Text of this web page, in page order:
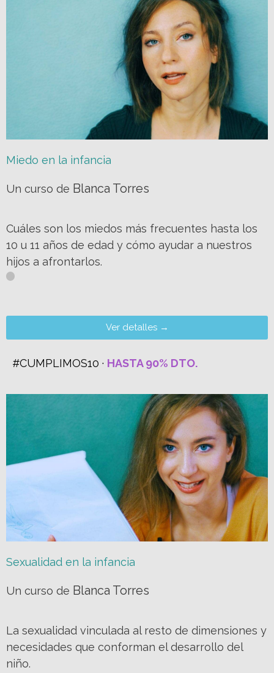
Miedo en la infancia
Un curso de Blanca Torres
Cuáles son los miedos más frecuentes hasta los
10 u 11 años de edad y cómo ayudar a nuestros
hijos a afrontarlos.
Ver detalles →
#CUMPLIMOS10 · HASTA 90% DTO.
Sexualidad en la infancia
Un curso de Blanca Torres
La sexualidad vinculada al resto de dimensiones y
necesidades que conforman el desarrollo del
niño.